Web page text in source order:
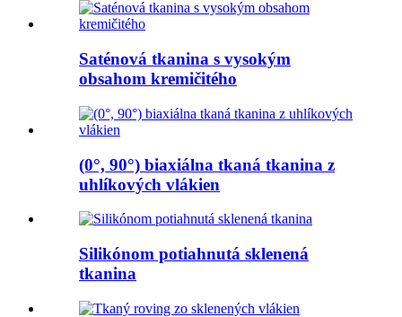
Saténová tkanina s vysokým
obsahom kremičitého
(0°, 90°) biaxiálna tkaná tkanina z
uhlíkových vlákien
Silikónom potiahnutá sklenená
tkanina